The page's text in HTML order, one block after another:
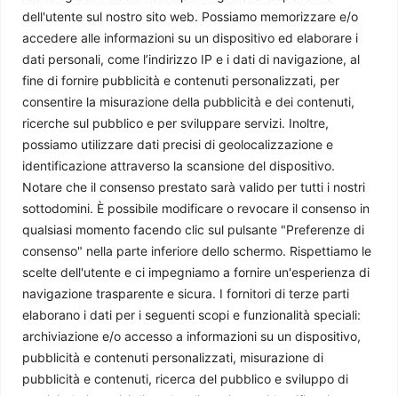
dell'utente sul nostro sito web. Possiamo memorizzare e/o
accedere alle informazioni su un dispositivo ed elaborare i
dati personali, come l’indirizzo IP e i dati di navigazione, al
fine di fornire pubblicità e contenuti personalizzati, per
consentire la misurazione della pubblicità e dei contenuti,
ricerche sul pubblico e per sviluppare servizi. Inoltre,
possiamo utilizzare dati precisi di geolocalizzazione e
identificazione attraverso la scansione del dispositivo.
Notare che il consenso prestato sarà valido per tutti i nostri
sottodomini. È possibile modificare o revocare il consenso in
qualsiasi momento facendo clic sul pulsante "Preferenze di
consenso" nella parte inferiore dello schermo. Rispettiamo le
scelte dell'utente e ci impegniamo a fornire un'esperienza di
navigazione trasparente e sicura. I fornitori di terze parti
elaborano i dati per i seguenti scopi e funzionalità speciali:
archiviazione e/o accesso a informazioni su un dispositivo,
pubblicità e contenuti personalizzati, misurazione di
pubblicità e contenuti, ricerca del pubblico e sviluppo di